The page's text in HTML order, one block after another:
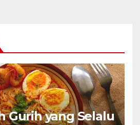
Gurih yang Selalu